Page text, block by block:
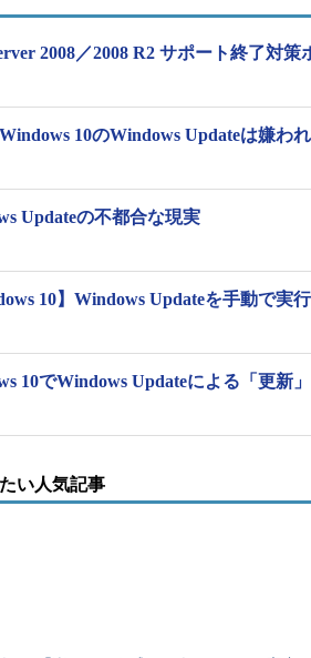
の規則「DNS Server Forward Rule - TCP」と「
にあった規則の数は、数える前に削
ることのない別のWindows 10 バージ
。最初に見つけたPCにはもっとあっ
この名前の規則が1つも存在しない
の規則を全て削除してみました。
自動登録されました。シャットダウ
2008／2008 R2 サポート終了対策
10のWindows Updateは嫌わ
Updateの不都合な現実
10】Windows Updateを手動で実
10でWindows Updateによる「更新
い人気記事